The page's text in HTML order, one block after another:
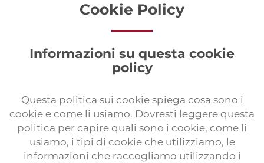
Interpretación
Locuciones
Subtitulación
Sitios web multilingües
Cookie Policy
Informazioni su questa cookie
policy
Questa politica sui cookie spiega cosa sono i
cookie e come li usiamo. Dovresti leggere questa
politica per capire quali sono i cookie, come li
usiamo, i tipi di cookie che utilizziamo, le
informazioni che raccogliamo utilizzando i